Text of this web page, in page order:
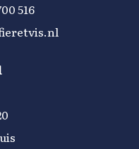
516